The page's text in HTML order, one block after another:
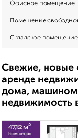
Офисное помещение
Помещение
Складское помещение
Свежие, новые
аренде
дома,
недвижимость